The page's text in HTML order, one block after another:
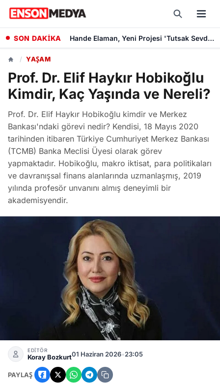
SON DAKİKA "Sevdiğim İnsanlar" Filminin Oyuncu Kadrosuna Altın Palmiye Ödüllü Vlad Ivanov Katıldı
/ YAŞAM
Prof. Dr. Elif Haykır Hobikoğlu
Kimdir, Kaç Yaşında ve Nereli?
Prof. Dr. Elif Haykır Hobikoğlu kimdir ve Merkez
Bankası'ndaki görevi nedir? Kendisi, 18 Mayıs 2020
tarihinden itibaren Türkiye Cumhuriyet Merkez Bankası
(TCMB) Banka Meclisi Üyesi olarak görev
yapmaktadır. Hobikoğlu, makro iktisat, para politikaları
ve davranışsal finans alanlarında uzmanlaşmış, 2019
yılında profesör unvanını almış deneyimli bir
akademisyendir.
Elif Haykır Hobikoğlu Merkez Bankası Banka Meclisi Üyesi
EDİTÖR
Koray Bozkurt01 Haziran 2026•23:05
PAYLAŞ